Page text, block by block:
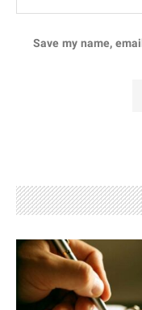
Save my name,